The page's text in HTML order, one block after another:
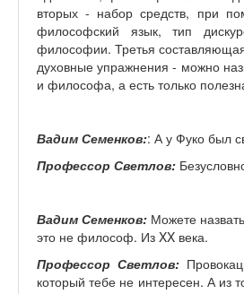
вторых - набор средств, при
философский язык, тип
философии. Третья
духовные упражнения - можно
и философа, а есть только
Вадим Семенков:: А у Фуко был
Профессор Светлов:
Вадим Семенков: Можете
это не философ. Из XX века.
Профессор Светлов:
который тебе не интересен. А из